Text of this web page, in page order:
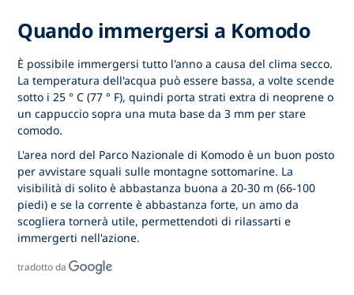
Quando immergersi a Komodo
È possibile immergersi tutto l'anno a causa del clima secco.
La temperatura dell'acqua può essere bassa, a volte scende
sotto i 25 ° C (77 ° F), quindi porta strati extra di neoprene o
un cappuccio sopra una muta base da 3 mm per stare
comodo.
L'area nord del Parco Nazionale di Komodo è un buon posto
per avvistare squali sulle montagne sottomarine. La
visibilità di solito è abbastanza buona a 20-30 m (66-100
piedi) e se la corrente è abbastanza forte, un amo da
scogliera tornerà utile, permettendoti di rilassarti e
immergerti nell'azione.
tradotto da